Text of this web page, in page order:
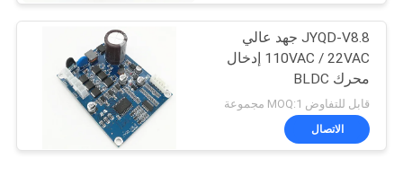
JYQD-V8.8 جهد عالي
110VAC / 22VAC إدخال
محرك BLDC
قابل للتفاوض MOQ:1 مجموعة
الاتصال